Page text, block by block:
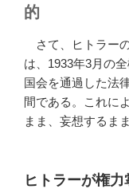
的
さて、ヒトラー
は、1933年3月の
国会を通過した法
間である。これに
まま、妄想するま
ヒトラーが権力